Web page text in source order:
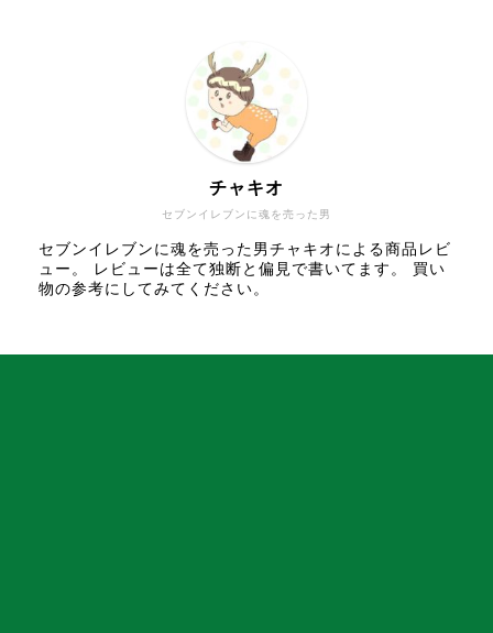
セブンイレブンに魂を売った男
チャキオ
セブンイレブンに魂を売った男チャキオによる商品レビ
ュー。 レビューは全て独断と偏見で書いてます。 買い
物の参考にしてみてください。